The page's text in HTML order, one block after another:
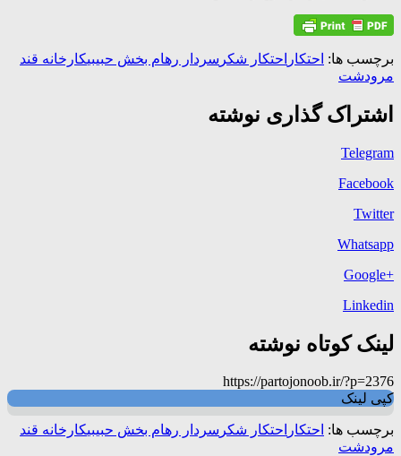
برچسب ها: احتکار احتکار شکر سردار رهام بخش حبیبیکارخانه قند
مرودشت
اشتراک گذاری نوشته
Telegram
Facebook
Twitter
Whatsapp
+Google
Linkedin
لینک کوتاه نوشته
https://partojonoob.ir/?p=2376
کپی لینک
برچسب ها: احتکار احتکار شکر سردار رهام بخش حبیبیکارخانه قند
مرودشت